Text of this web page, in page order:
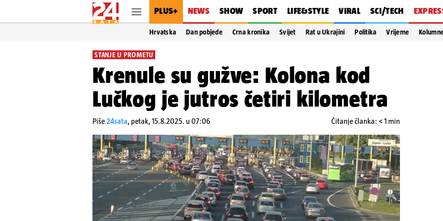
PLUS+ NEWS SHOW SPORT LIFE&STYLE VIRAL SCI/TECH
Hrvatska Dan pobjede Crna kronika Svijet Rat u Ukrajini Politika Vrijeme
STANJE U PROMETU
Krenule su gužve: Kolona kod
Lučkog je jutros četiri kilometra
Piše24sata, petak, 15.8.2025. u 07:06 Čitanje članka: < 1 min